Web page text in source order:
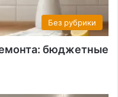
Без рубрики
бюджетные